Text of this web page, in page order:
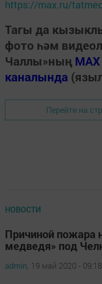
https://max.ru/
Тагы да
фото һәм
Чаллы»ның MAX
каналында
Перейти на
НОВОСТИ
Причиной пожара
медведя» под
admin, 19 май 2020 - 09:18